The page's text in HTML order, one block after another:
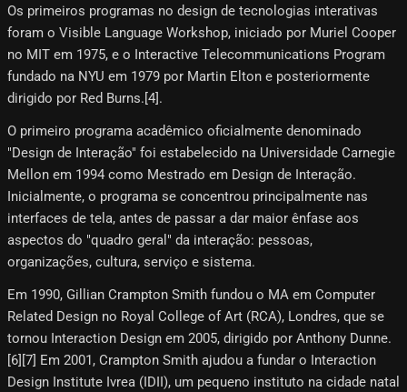
Os primeiros programas no design de tecnologias interativas
foram o Visible Language Workshop, iniciado por Muriel Cooper
no MIT em 1975, e o Interactive Telecommunications Program
fundado na NYU em 1979 por Martin Elton e posteriormente
dirigido por Red Burns.[4]​.
O primeiro programa acadêmico oficialmente denominado
"Design de Interação" foi estabelecido na Universidade Carnegie
Mellon em 1994 como Mestrado em Design de Interação.
Inicialmente, o programa se concentrou principalmente nas
interfaces de tela, antes de passar a dar maior ênfase aos
aspectos do "quadro geral" da interação: pessoas,
organizações, cultura, serviço e sistema.
Em 1990, Gillian Crampton Smith fundou o MA em Computer
Related Design no Royal College of Art (RCA), Londres, que se
tornou Interaction Design em 2005, dirigido por Anthony Dunne.
[6]​[7]​ Em 2001, Crampton Smith ajudou a fundar o Interaction
Design Institute Ivrea (IDII), um pequeno instituto na cidade natal